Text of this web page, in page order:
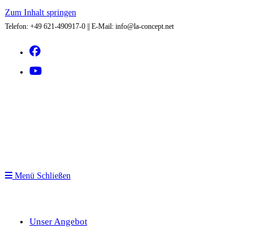
Zum Inhalt springen
Telefon: +49 621-490917-0 || E-Mail: info@la-concept.net
Menü Schließen
Unser Angebot